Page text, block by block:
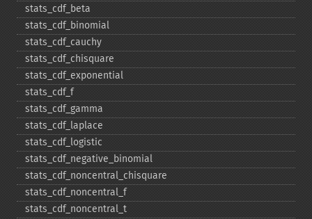
stats_​cdf_​beta
stats_​cdf_​binomial
stats_​cdf_​cauchy
stats_​cdf_​chisquare
stats_​cdf_​exponential
stats_​cdf_​f
stats_​cdf_​gamma
stats_​cdf_​laplace
stats_​cdf_​logistic
stats_​cdf_​negative_​binomial
stats_​cdf_​noncentral_​chisquare
stats_​cdf_​noncentral_​f
stats_​cdf_​noncentral_​t